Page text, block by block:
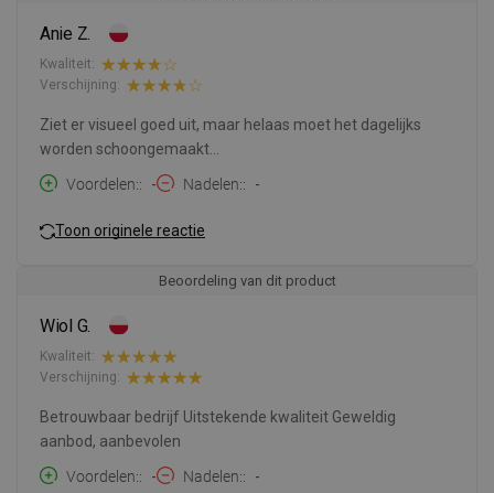
Anie Z.
Kwaliteit:
Verschijning:
Ziet er visueel goed uit, maar helaas moet het dagelijks
worden schoongemaakt...
Voordelen:
- Nadelen: -
Toon originele reactie
Beoordeling van dit product
Wiol G.
Kwaliteit:
Verschijning:
Betrouwbaar bedrijf Uitstekende kwaliteit Geweldig
aanbod, aanbevolen
Voordelen:
- Nadelen: -